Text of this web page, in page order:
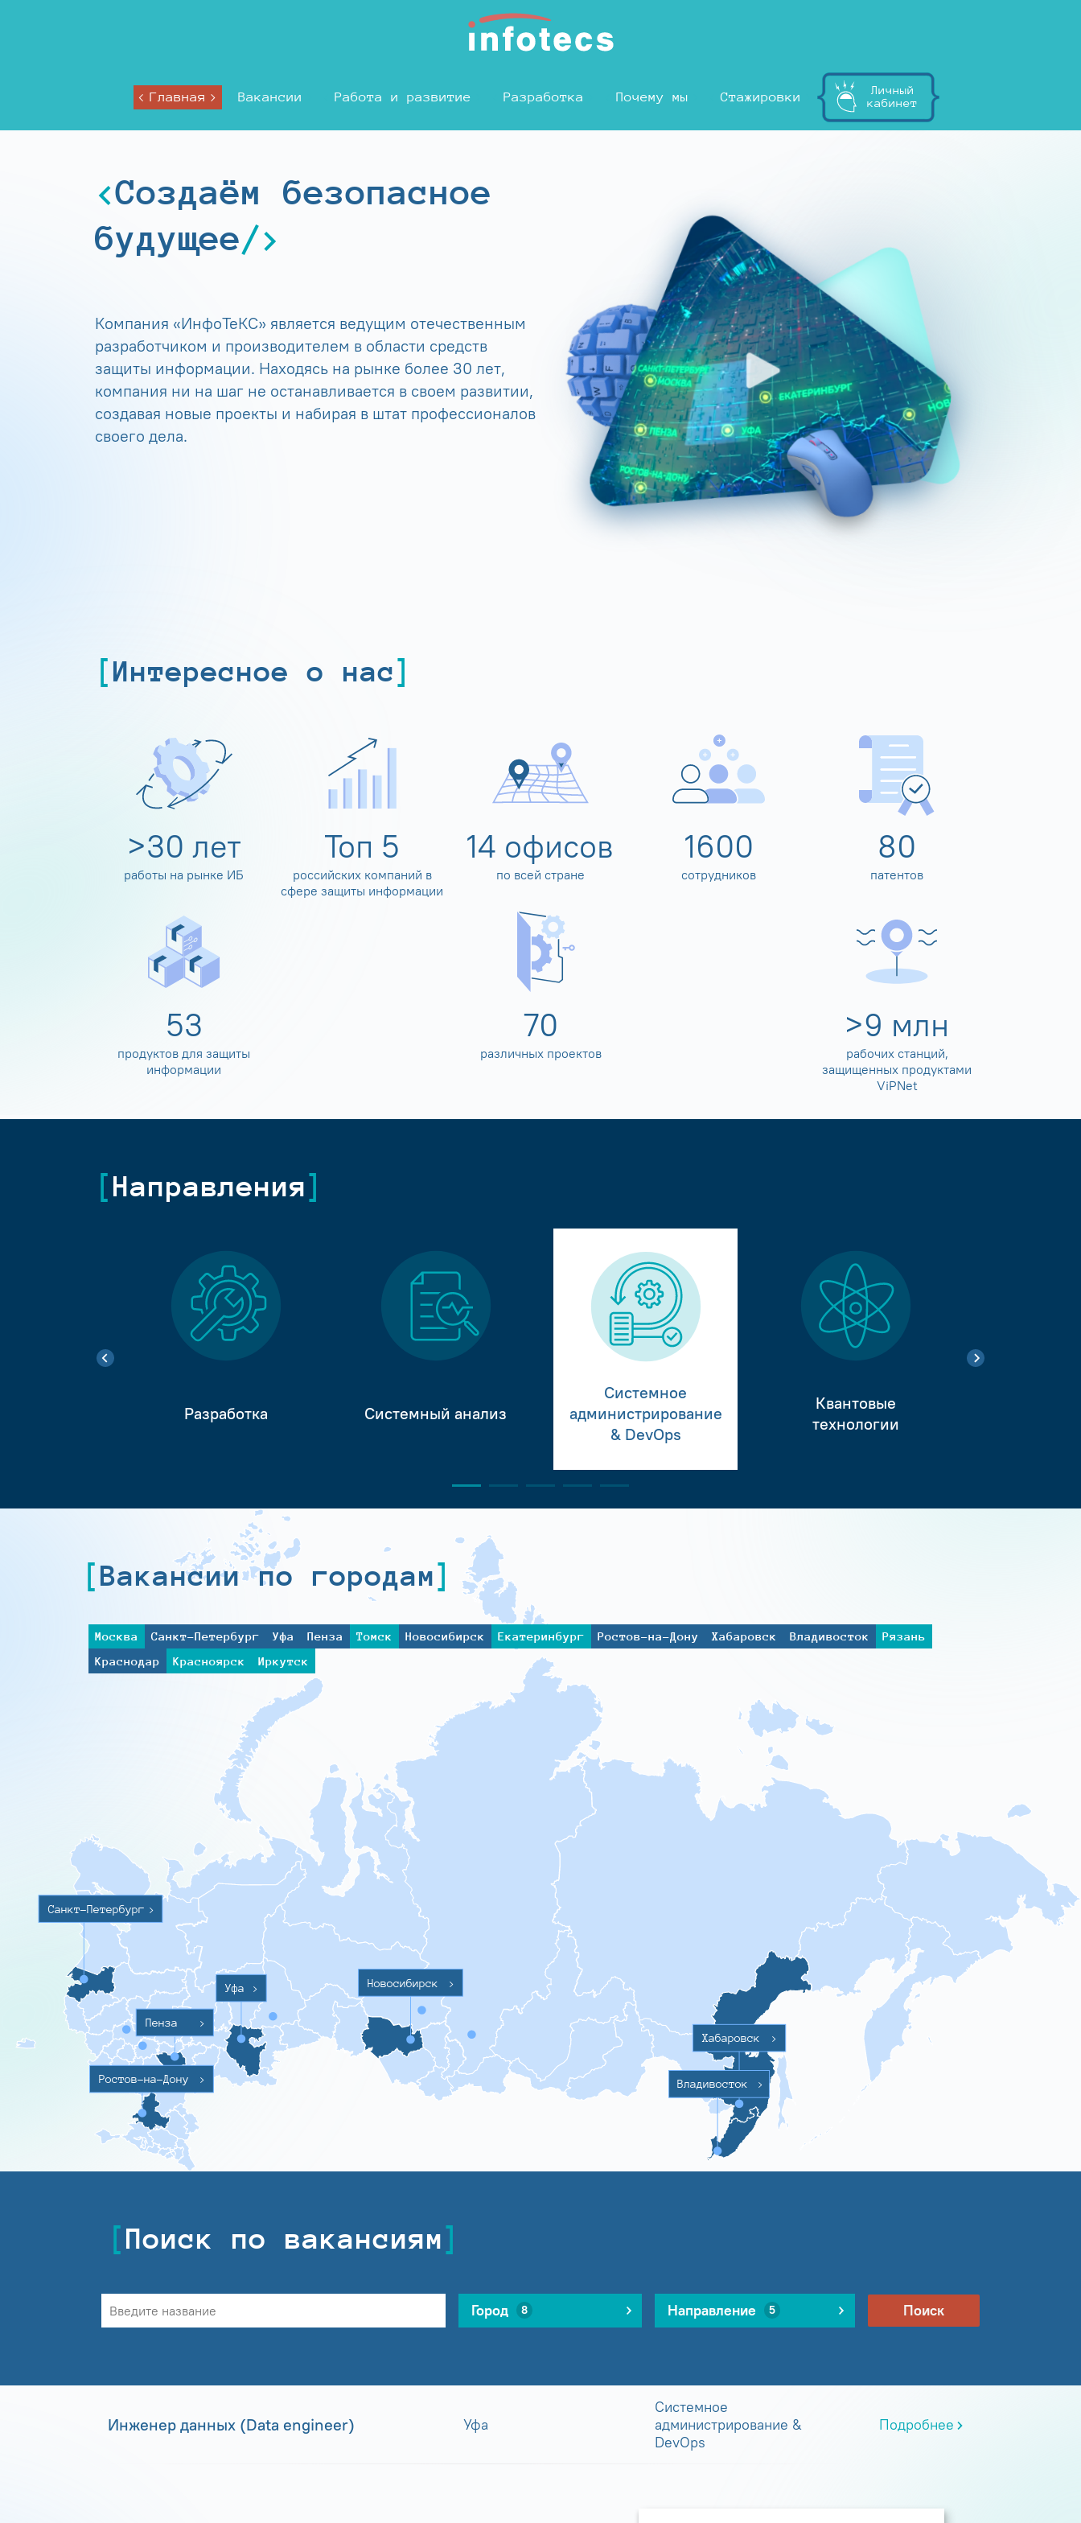
Главная Вакансии Работа и развитие Разработка Почему мы Стажировки
Личный
кабинет
Создаём безопасное
будущее
Компания «ИнфоТеКС» является ведущим отечественным
разработчиком и производителем в области средств
защиты информации. Находясь на рынке более 30 лет,
компания ни на шаг не останавливается в своем развитии,
создавая новые проекты и набирая в штат профессионалов
своего дела.
Интересное о нас
>30 лет
работы на рынке ИБ
Топ 5
российских компаний в
сфере защиты информации
14 офисов
по всей стране
1600
сотрудников
80
патентов
60
продуктов для защиты
информации
80
различных проектов
>10 млн
рабочих станций,
защищенных продуктами
ViPNet
Направления
Разработка Системный анализ
Системное
администрирование
& DevOps
Квантовые
технологии
Вакансии по городам
Москва Санкт-Петербург Уфа Пенза Томск Новосибирск Екатеринбург Ростов-на-Дону Хабаровск Владивосток
Рязань
Краснодар
Красноярск Иркутск
Санкт-Петербург >
Ростов-на-Дону >
Пенза >
Уфа > Новосибирск >
Хабаровск >
Владивосток >
Поиск по вакансиям
Город 8 Направление 5 Поиск
Инженер данных (Data engineer) Уфа
Системное
администрирование &
DevOps
Подробнее